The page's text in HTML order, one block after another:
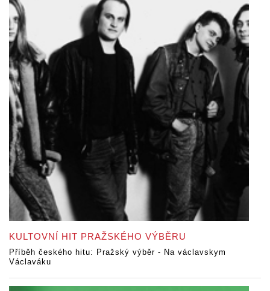
KULTOVNÍ HIT PRAŽSKÉHO VÝBĚRU
Příběh českého hitu: Pražský výběr - Na václavskym
Václaváku